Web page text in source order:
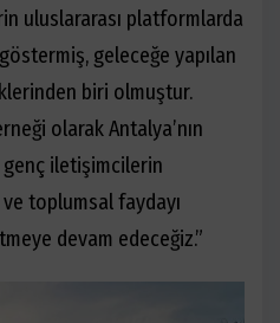
uluslararası platformlarda
geleceğe yapılan
biri olmuştur.
olarak Antalya’nın
iletişimcilerin
toplumsal faydayı
devam edeceğiz.”